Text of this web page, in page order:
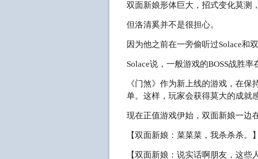
双面新娘形体巨大，招式变化莫测
但洛清奚并不是很担心。
因为他之前在一旁偷听过Solace和
Solace说，一般游戏的BOSS战胜
《门煞》作为新上线的游戏，在
单。这样，玩家会获得莫大的成就
现在正值游戏伊始，双面新娘一
【双面新娘：菜菜菜，我杀杀杀。】
【双面新娘：说实话啊朋友，这些